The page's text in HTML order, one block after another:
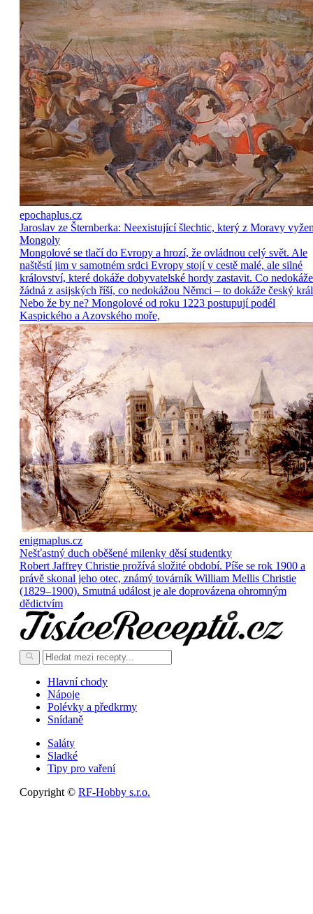
epochaplus.cz
Jaroslav ze Šternberka: Neexistující šlechtic, který z Moravy
Mongoly
Mongolové se tlačí do Evropy a hrozí, že ovládnou celý svět. Ale
naštěstí jim v samotném srdci Evropy stojí v cestě malé, ale silné
království, které dokáže dobyvatelské hordy zastavit. Co nedokáže
žádná z asijských říší, co nedokážou Němci – to dokáže český
Nebo že by ne? Mongolové od roku 1223 postupují podél
Kaspického a Azovského moře,
enigmaplus.cz
Nešťastný duch oběšené milenky děsí studentky
Robert Jaffrey Christie prožívá složité období. Píše se rok 1900 a
právě skonal jeho otec, známý továrník William Mellis Christie
(1829–1900). Smutná událost je ale doprovázena ohromným
dědictvím
Hlavní chody
Nápoje
Polévky a předkrmy
Snídaně
Saláty
Sladké
Tipy pro vaření
Copyright © RF-Hobby s.r.o.